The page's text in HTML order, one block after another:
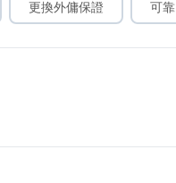
更換外傭保證 可靠